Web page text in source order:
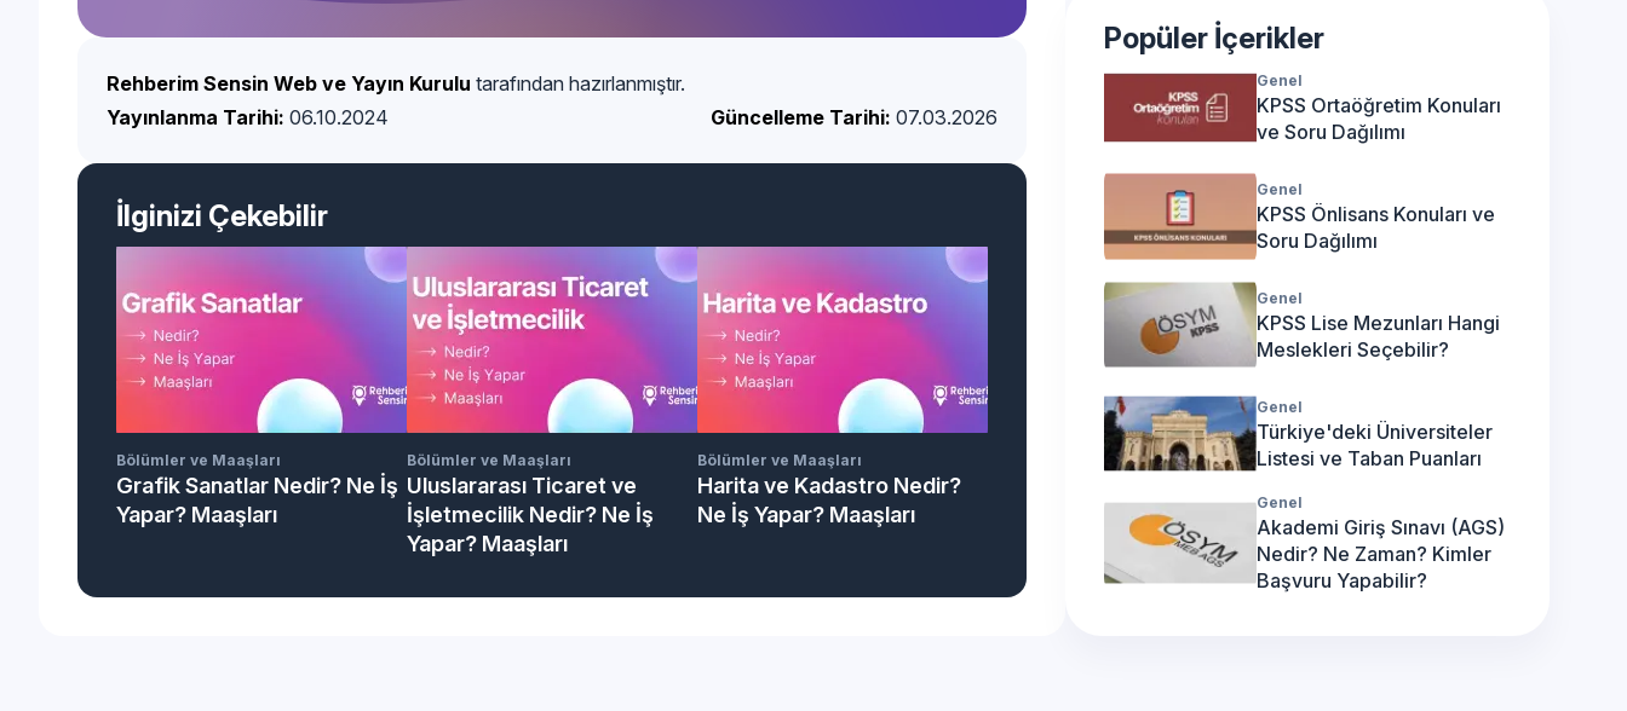
Rehberim Sensin Web ve Yayın Kurulu tarafından hazırlanmıştır.
Yayınlanma Tarihi: 06.10.2024 Güncelleme Tarihi: 07.03.2026
İlginizi Çekebilir
Bölümler ve Maaşları
Grafik Sanatlar Nedir? Ne İş
Yapar? Maaşları
Bölümler ve Maaşları
Uluslararası Ticaret ve
İşletmecilik Nedir? Ne İş
Yapar? Maaşları
Bölümler ve Maaşları
Harita ve Kadastro Nedir?
Ne İş Yapar? Maaşları
Popüler İçerikler
Genel
KPSS Ortaöğretim Konuları
ve Soru Dağılımı
Genel
KPSS Önlisans Konuları ve
Soru Dağılımı
Genel
KPSS Lise Mezunları Hangi
Meslekleri Seçebilir?
Genel
Türkiye'deki Üniversiteler
Listesi ve Taban Puanları
Genel
Akademi Giriş Sınavı (AGS)
Nedir? Ne Zaman? Kimler
Başvuru Yapabilir?